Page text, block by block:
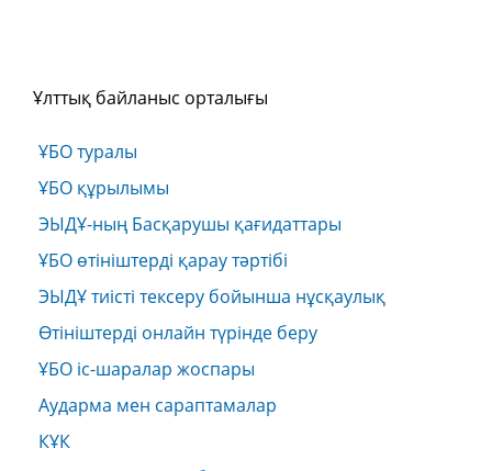
Ұлттық байланыс орталығы
ҰБО туралы
ҰБО құрылымы
ЭЫДҰ-ның Басқарушы қағидаттары
ҰБО өтініштерді қарау тәртібі
ЭЫДҰ тиісті тексеру бойынша нұсқаулық
Өтініштерді онлайн түрінде беру
ҰБО іс-шаралар жоспары
Аударма мен сараптамалар
КҰК